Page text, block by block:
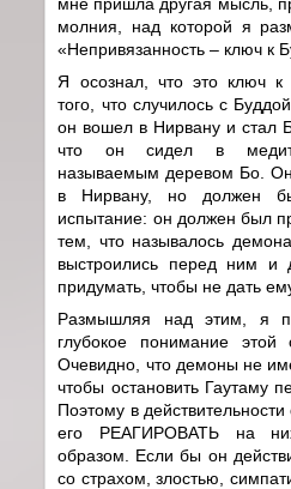
молния, над которой я
«Непривязанность – ключ к
Я осознал, что это ключ
того, что случилось с
он вошел в Нирвану и стал
что он сидел в
называемым деревом Бо. Он
в Нирвану, но должен
испытание: он должен был
тем, что называлось
выстроились перед ним и
придумать, чтобы не дать
Размышляя над этим, я
глубокое понимание этой
Очевидно, что демоны не
чтобы остановить Гаутаму
Поэтому в
его РЕАГИРОВАТЬ на
образом. Если бы он
со страхом, злостью,